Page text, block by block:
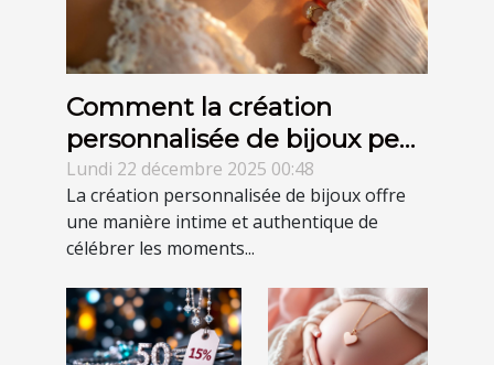
Comment la création
personnalisée de bijoux peut
capturer vos moments
uniques ?
Lundi 22 décembre 2025 00:48
La création personnalisée de bijoux offre
une manière intime et authentique de
célébrer les moments...